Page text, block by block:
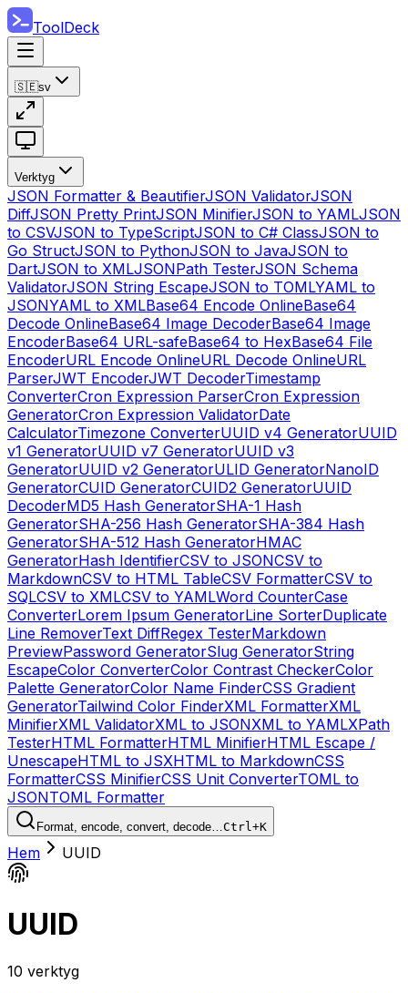
ToolDeck
🇸🇪sv
Verktyg
JSON Formatter & BeautifierJSON ValidatorJSON
DiffJSON Pretty PrintJSON MinifierJSON to YAMLJSON
to CSVJSON to TypeScriptJSON to C# ClassJSON to
Go StructJSON to PythonJSON to JavaJSON to
DartJSON to XMLJSONPath TesterJSON Schema
ValidatorJSON String EscapeJSON to TOMLYAML to
JSONYAML to XMLBase64 Encode OnlineBase64
Decode OnlineBase64 Image DecoderBase64 Image
EncoderBase64 URL-safeBase64 to HexBase64 File
EncoderURL Encode OnlineURL Decode OnlineURL
ParserJWT EncoderJWT DecoderTimestamp
ConverterCron Expression ParserCron Expression
GeneratorCron Expression ValidatorDate
CalculatorTimezone ConverterUUID v4 GeneratorUUID
v1 GeneratorUUID v7 GeneratorUUID v3
GeneratorUUID v2 GeneratorULID GeneratorNanoID
GeneratorCUID GeneratorCUID2 GeneratorUUID
DecoderMD5 Hash GeneratorSHA-1 Hash
GeneratorSHA-256 Hash GeneratorSHA-384 Hash
GeneratorSHA-512 Hash GeneratorHMAC
GeneratorHash IdentifierCSV to JSONCSV to
MarkdownCSV to HTML TableCSV FormatterCSV to
SQLCSV to XMLCSV to YAMLWord CounterCase
ConverterLorem Ipsum GeneratorLine SorterDuplicate
Line RemoverText DiffRegex TesterMarkdown
PreviewPassword GeneratorSlug GeneratorString
EscapeColor ConverterColor Contrast CheckerColor
Palette GeneratorColor Name FinderCSS Gradient
GeneratorTailwind Color FinderXML FormatterXML
MinifierXML ValidatorXML to JSONXML to YAMLXPath
TesterHTML FormatterHTML MinifierHTML Escape /
UnescapeHTML to JSXHTML to MarkdownCSS
FormatterCSS MinifierCSS Unit ConverterTOML to
JSONTOML Formatter
Format, encode, convert, decode…Ctrl+K
Hem UUID
UUID
10 verktyg